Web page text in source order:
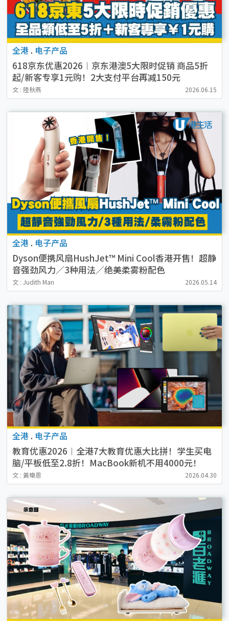
全港 . 电子产品
618京东优惠2026︱京东港澳5大限时促销 商品5折
起/新客专享1元购！2大支付平台再减150元
文 : 陸秋燕 2026.06.15
全港 . 电子产品
Dyson便携风扇HushJet™ Mini Cool香港开售！超静
音强劲风力／3种用法／绝美柔雾粉配色
文 : Judith Man 2026.05.14
全港 . 电子产品
教育优惠2026︱全港7大教育优惠大比拼！学生买电
脑/平板低至2.8折！MacBook新机不用4000元！
PS5都有得便宜
文 : 黃樂恩 2026.04.30